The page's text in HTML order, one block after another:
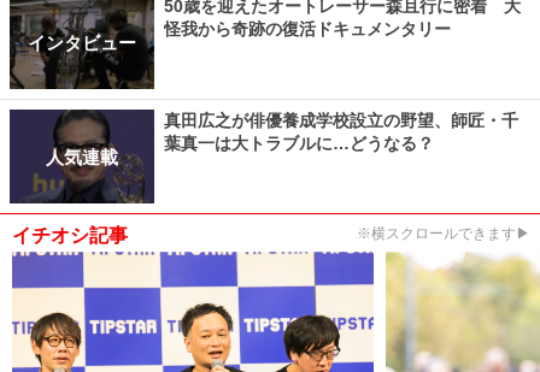
インタビュー
50歳を迎えたオートレーサー森且行に密着 大
怪我から奇跡の復活ドキュメンタリー
人気連載
真田広之が俳優養成学校設立の野望、師匠・千
葉真一は大トラブルに…どうなる？
イチオシ記事 ※横スクロールできます▶